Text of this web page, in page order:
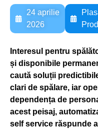
24 aprilie
2026
Interesul pentru
și disponibile
caută soluții
clari de spălare, iar
dependența de
acest peisaj,
self service răspunde